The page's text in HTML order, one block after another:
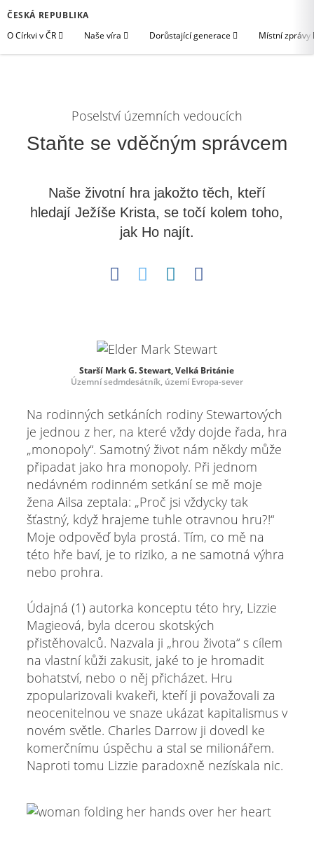
ČESKÁ REPUBLIKA
O Církvi v ČR
Naše víra Dorůstající generace Místní zprávy
Poselství územních vedoucích
Staňte se vděčným správcem
Naše životní hra jakožto těch, kteří
hledají Ježíše Krista, se točí kolem toho,
jak Ho najít.
Starší Mark G. Stewart, Velká Británie
Územní sedmdesátník, území Evropa-sever
Na rodinných setkáních rodiny Stewartových
je jednou z her, na které vždy dojde řada, hra
„monopoly“. Samotný život nám někdy může
připadat jako hra monopoly. Při jednom
nedávném rodinném setkání se mě moje
žena Ailsa zeptala: „Proč jsi vždycky tak
šťastný, když hrajeme tuhle otravnou hru?!“
Moje odpověď byla prostá. Tím, co mě na
této hře baví, je to riziko, a ne samotná výhra
nebo prohra.
Údajná (1) autorka konceptu této hry, Lizzie
Magieová, byla dcerou skotských
přistěhovalců. Nazvala ji „hrou života“ s cílem
na vlastní kůži zakusit, jaké to je hromadit
bohatství, nebo o něj přicházet. Hru
zpopularizovali kvakeři, kteří ji považovali za
neocenitelnou ve snaze ukázat kapitalismus v
novém světle. Charles Darrow ji dovedl ke
komerčnímu úspěchu a stal se milionářem.
Naproti tomu Lizzie paradoxně nezískala nic.